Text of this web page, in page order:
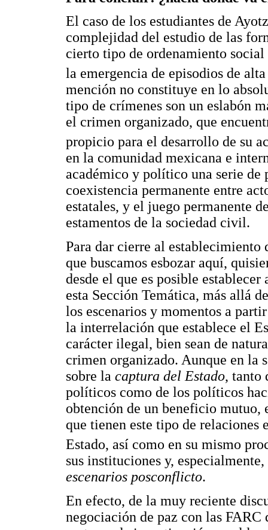
El caso de los estudiantes de
complejidad del estudio de las
cierto tipo de ordenamiento
la emergencia de episodios de
mención no constituye en lo
tipo de crímenes son un eslabón
el crimen organizado, que
propicio para el desarrollo de su
en la comunidad mexicana e
académico y político una serie de
coexistencia permanente entre
estatales, y el juego permanente
estamentos de la sociedad civil.
Para dar cierre al
que buscamos esbozar aquí,
desde el que es posible
esta Sección Temática, más allá
los escenarios y momentos a
la interrelación que establece el
carácter ilegal, bien sean de
crimen organizado. Aunque en la
sobre la captura del Estado, tanto
políticos como de los políticos
obtención de un beneficio
que tienen este tipo de relaciones
Estado, así como en su mismo
sus instituciones y,
escenarios posconflicto.
En efecto, de la muy reciente
negociación de paz con las FARC